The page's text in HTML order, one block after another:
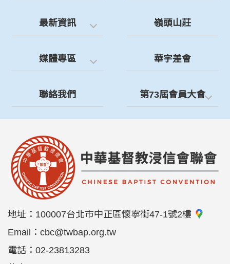
最新資訊 嶺頭山莊
媒體專區 華宇差會
聯絡我們 第73屆會員大會
地址： 100007台北市中正區懷寧街47-1號2樓
Email： cbc@twbap.org.tw
電話： 02-23813283